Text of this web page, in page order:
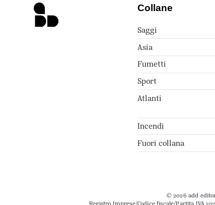
Collane
Saggi
Asia
Fumetti
Sport
Atlanti
Incendi
Fuori collana
© 2026 add